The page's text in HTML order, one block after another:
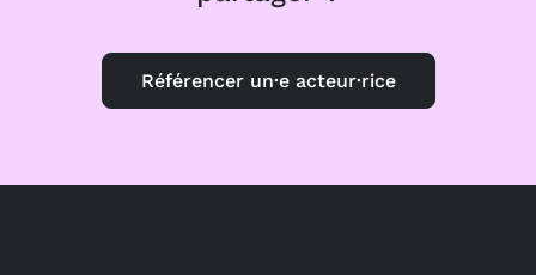
Référencer un·e acteur·rice